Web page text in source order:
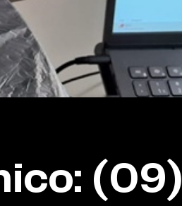
(09)